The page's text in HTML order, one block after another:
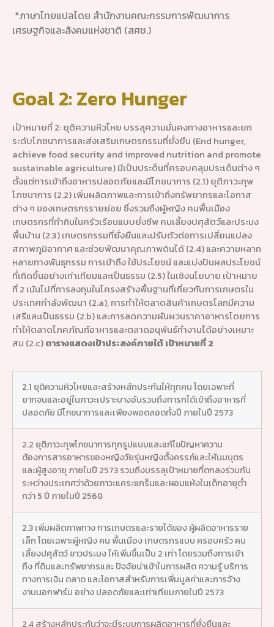
*ภาษาไทยแปลโดย สำนักงานคณะกรรมการพัฒนาการ
เศรษฐกิจและสังคมแห่งชาติ (สศช.)
Goal 2: Zero Hunger
เป้าหมายที่ 2: ยุติความหิวโหย บรรลุความมั่นคงทางอาหารและยก
ระดับโภชนาการและส่งเสริมเกษตรกรรมที่ยั่งยืน (End hunger,
achieve food security and improved nutrition and promote
sustainable agriculture) มีเป็นประด็นที่ครอบคลุมประเด็นต่าง ๆ
ตั้งแต่การเข้าถึงอาหารปลอดภัยและมีโภชนาการ (2.1) ยุติภาวะทุพ
โภชนาการ (2.2) เพิ่มผลิตภาพและการเข้าถึงทรัพยากรและโอกาส
ต่าง ๆ ของเกษตรกรรายย่อย ซึ่งรวมถึงผู้หญิง คนพื้นเมือง
เกษตรกรที่ทำกินในครัวเรือนแบบยั่งชีพ คนเลี้ยงปศุสัตว์และประมง
พื้นบ้าน (2.3) เกษตรกรรมที่ยั่งยืนและปรับตัวต่อการเปลี่ยนแปลง
สภาพภูมิอากาศ และช่วยพัฒนาคุณภาพดินได้ (2.4) และความหลาก
หลายทางพันธุกรรม การเข้าถึง ใช้ประโยชน์ และแบ่งปันผลประโยชน์
ที่เกิดขึ้นอย่างเท่าเทียมและเป็นธรรม (2.5) ในเชิงนโยบาย เป้าหมาย
ที่ 2 เน้นไปที่การลงทุนในโครงสร้างพื้นฐานที่เกี่ยวกับการเกษตรใน
ประเทศกำลังพัฒนา (2.a), การทำให้ตลาดสินค้าเกษตรโลกมีความ
เสรีและเป็นธรรม (2.b) และการลดความผันผวนราคาอาหารโดยการ
ทำให้ตลาดโภคภัณฑ์อาหารและตลาดอนุพันธ์ทำงานได้อย่างเหมาะ
สม (2.c)ตารางแสดงเป้าประสงค์ภายใต้ เป้าหมายที่ 2
2.1 ยุติความหิวโหยและสร้างหลักประกันให้ทุกคน โดยเฉพาะที่
ยากจนและอยู่ในภาวะเปราะบางอันรวมถึงทารกได้เข้าถึงอาหารที่
ปลอดภัย มีโภชนาการและเพียงพอตลอดทั้งปี ภายในปี 2573
2.2 ยุติภาวะทุพโภชนาการทุกรูปแบบและแก้ไขปัญหาความ
ต้องการสารอาหารของหญิงวัยรุ่นหญิงตั้งครรภ์และให้นมบุตร
และผู้สูงอายุ ภายในปี 2573 รวมถึงบรรลุเป้าหมายที่ตกลงร่วมกัน
ระหว่างประเทศว่าด้วยภาวะแคระแกร็นและผอมแห้งในเด็กอายุต่ำ
กว่า 5 ปี ภายในปี 2568
2.3 เพิ่มผลิตภาพทาง การเกษตรและรายได้ของ ผู้ผลิตอาหารราย
เล็ก โดยเฉพาะผู้หญิง คน พื้นเมือง เกษตรกรแบบ ครอบครัว คน
เลี้ยงปศุสัตว์ ชาวประมง ให้เพิ่มขึ้นเป็น 2 เท่า โดยรวมถึงการเข้า
ถึง ที่ดินและทรัพยากรและ ปัจจัยน่าเข้าในการผลิต ความรู้ บริการ
ทางการเงิน ตลาด และโอกาสสำหรับการเพิ่มมูลค่าและการจ้าง
งานนอกฟาร์ม อย่าง ปลอดภัยและเท่าเทียมภายในปี 2573
2.4 สร้างหลักประกันว่าจะมีระบบการผลิตอาหารที่ยั่งยืนและ